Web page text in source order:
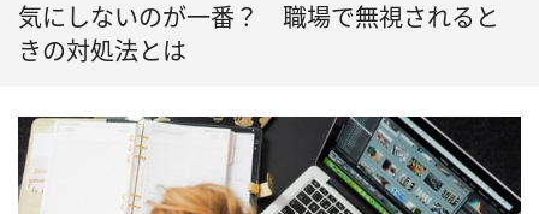
気にしないのが一番？ 職場で無視されると
きの対処法とは